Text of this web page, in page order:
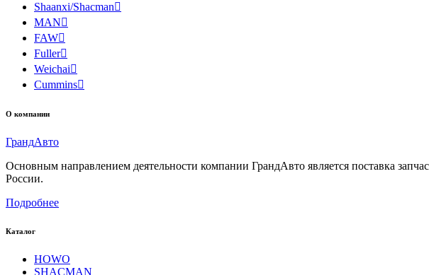
Shaanxi/Shacman
MAN
FAW
Fuller
Weichai
Cummins
О компании
ГрандАвто
Основным направлением деятельности компании ГрандАвто является поставка
России.
Подробнее
Каталог
HOWO
SHACMAN